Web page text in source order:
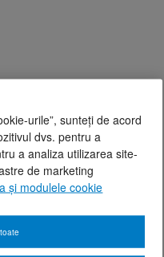
urile”, sunteți de acord
dvs. pentru a
a analiza utilizarea site-
de marketing
și modulele cookie